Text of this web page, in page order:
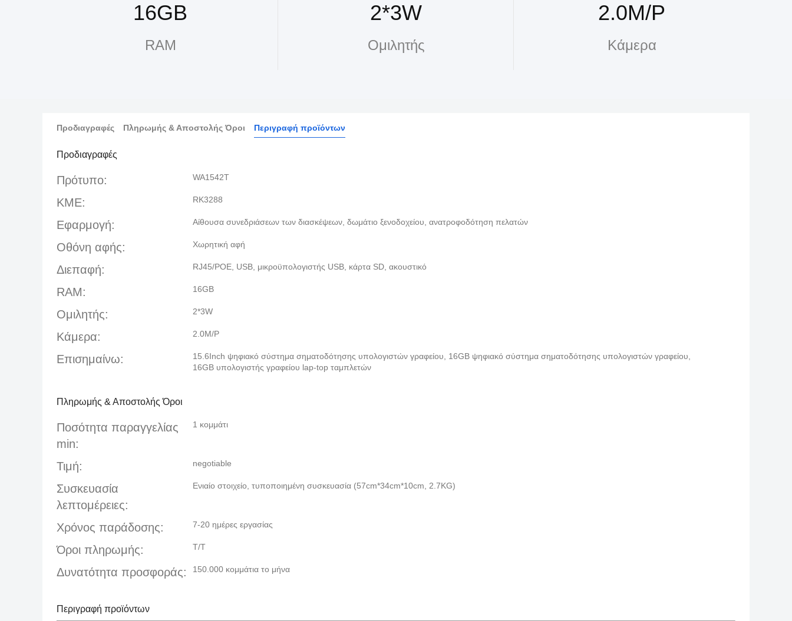
16GB
RAM
2*3W
Ομιλητής
2.0M/P
Κάμερα
Προδιαγραφές Πληρωμής & Αποστολής Όροι Περιγραφή προϊόντων
Προδιαγραφές
Πρότυπο: WA1542T
ΚΜΕ: RK3288
Εφαρμογή: Αίθουσα συνεδριάσεων των διασκέψεων, δωμάτιο ξενοδοχείου, ανατροφοδότηση πελατών
Οθόνη αφής: Χωρητική αφή
Διεπαφή: RJ45/POE, USB, μικροϋπολογιστής USB, κάρτα SD, ακουστικό
RAM: 16GB
Ομιλητής: 2*3W
Κάμερα: 2.0M/P
Επισημαίνω: 15.6Inch ψηφιακό σύστημα σηματοδότησης υπολογιστών γραφείου 16GB ψηφιακό σύστημα σηματοδότησης υπολογιστών γραφείου
16GB υπολογιστής γραφείου lap-top ταμπλετών
Πληρωμής & Αποστολής Όροι
Ποσότητα παραγγελίας
min:
1 κομμάτι
Τιμή: negotiable
Συσκευασία
λεπτομέρειες:
Ενιαίο στοιχείο, τυποποιημένη συσκευασία (57cm*34cm*10cm, 2.7KG)
Χρόνος παράδοσης: 7-20 ημέρες εργασίας
Όροι πληρωμής: T/T
Δυνατότητα προσφοράς: 150.000 κομμάτια το μήνα
Περιγραφή προϊόντων